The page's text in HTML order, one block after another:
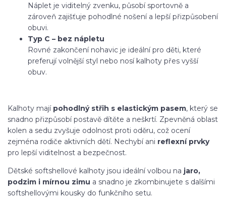
Náplet je viditelný zvenku, působí sportovně a
zároveň zajišťuje pohodlné nošení a lepší přizpůsobení
obuvi.
Typ C – bez nápletu
Rovné zakončení nohavic je ideální pro děti, které
preferují volnější styl nebo nosí kalhoty přes vyšší
obuv.
Kalhoty mají pohodlný střih s elastickým pasem, který se
snadno přizpůsobí postavě dítěte a neškrtí. Zpevněná oblast
kolen a sedu zvyšuje odolnost proti oděru, což ocení
zejména rodiče aktivních dětí. Nechybí ani reflexní prvky
pro lepší viditelnost a bezpečnost.
Dětské softshellové kalhoty jsou ideální volbou na jaro,
podzim i mírnou zimu a snadno je zkombinujete s dalšími
softshellovými kousky do funkčního setu.